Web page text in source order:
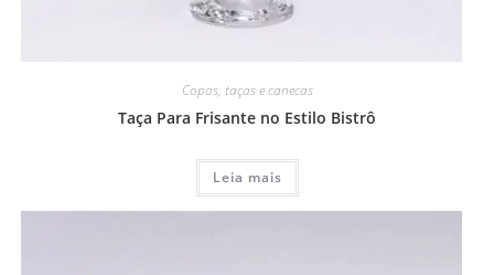
Copos, taças e canecas
Taça Para Frisante no Estilo Bistrô
Leia mais